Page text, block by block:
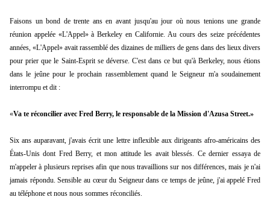
Faisons un bond de trente ans en avant jusqu'au jour où nous tenions une grande
réunion appelée «L'Appel» à Berkeley en Californie. Au cours des seize précédentes
années, «L'Appel» avait rassemblé des dizaines de milliers de gens dans des lieux divers
pour prier que le Saint-Esprit se déverse. C'est dans ce but qu'à Berkeley, nous étions
dans le jeûne pour le prochain rassemblement quand le Seigneur m'a soudainement
interrompu et dit :
«Va te réconcilier avec Fred Berry, le responsable de la Mission d'Azusa Street.»
Six ans auparavant, j'avais écrit une lettre inflexible aux dirigeants afro-américains des
États-Unis dont Fred Berry, et mon attitude les avait blessés. Ce dernier essaya de
m'appeler à plusieurs reprises afin que nous travaillions sur nos différences, mais je n'ai
jamais répondu. Sensible au cœur du Seigneur dans ce temps de jeûne, j'ai appelé Fred
au téléphone et nous nous sommes réconciliés.